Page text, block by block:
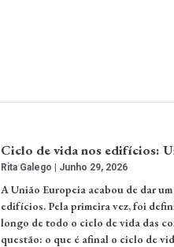
Ciclo de vida nos edifícios:
Rita Galego Junho 29, 2026
A União Europeia acabou de dar
edifícios. Pela primeira vez, foi
longo de todo o ciclo de vida das
questão: o que é afinal o ciclo de